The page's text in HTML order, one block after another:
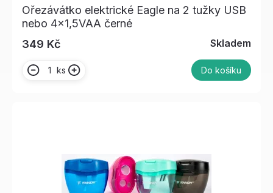
Ořezávátko elektrické Eagle na 2 tužky USB
nebo 4x1,5VAA černé
349 Kč
Skladem
ks Do košíku